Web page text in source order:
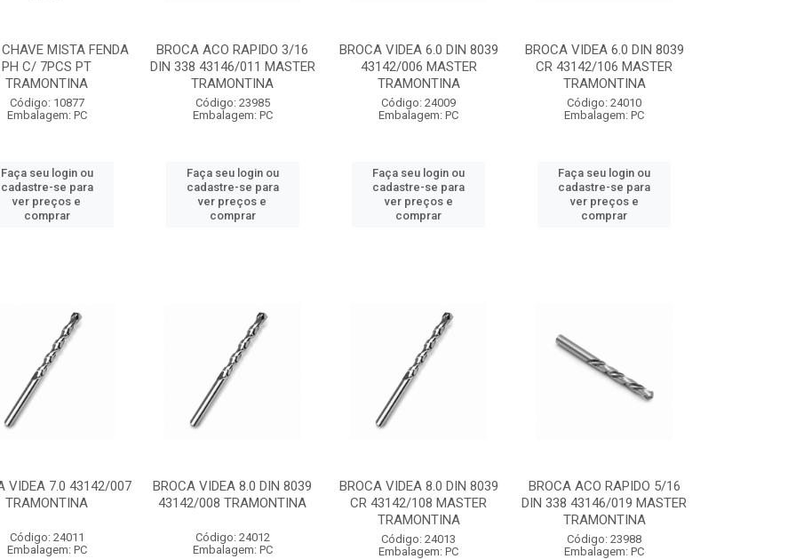
MISTA FENDA
PH C/ 7PCS PT
TRAMONTINA
Código: 10877
Embalagem: PC
Faça seu login ou
cadastre-se para
ver preços e
comprar
BROCA ACO RAPIDO 3/16
DIN 338 43146/011 MASTER
TRAMONTINA
Código: 23985
Embalagem: PC
Faça seu login ou
cadastre-se para
ver preços e
comprar
BROCA VIDEA 6.0 DIN 8039
43142/006 MASTER
TRAMONTINA
Código: 24009
Embalagem: PC
Faça seu login ou
cadastre-se para
ver preços e
comprar
BROCA VIDEA 6.0 DIN 8039
CR 43142/106 MASTER
TRAMONTINA
Código: 24010
Embalagem: PC
Faça seu login ou
cadastre-se para
ver preços e
comprar
VIDEA 7.0 43142/007
TRAMONTINA
Código: 24011
Embalagem: PC
BROCA VIDEA 8.0 DIN 8039
43142/008 TRAMONTINA
Código: 24012
Embalagem: PC
BROCA VIDEA 8.0 DIN 8039
CR 43142/108 MASTER
TRAMONTINA
Código: 24013
Embalagem: PC
BROCA ACO RAPIDO 5/16
DIN 338 43146/019 MASTER
TRAMONTINA
Código: 23988
Embalagem: PC